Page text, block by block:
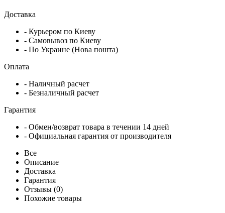
Доставка
- Курьером по Киеву
- Самовывоз по Киеву
- По Украине (Нова пошта)
Оплата
- Наличный расчет
- Безналичный расчет
Гарантия
- Обмен/возврат товара в течении 14 дней
- Официальная гарантия от производителя
Все
Описание
Доставка
Гарантия
Отзывы (0)
Похожие товары